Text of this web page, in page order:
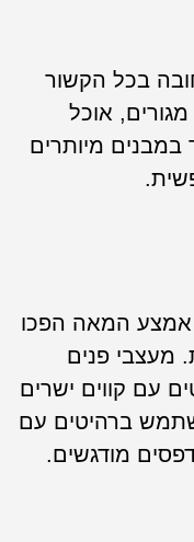
בכל הקשור
אוכל
מיותרים
אמצע המאה הפכו
מעצבי פנים
עם קווים ישרים
ברהיטים עם
מודגשים.